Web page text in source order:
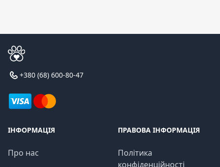
+380 (68) 600-80-47
ІНФОРМАЦІЯ
Про нас
ПРАВОВА ІНФОРМАЦІЯ
Політика
конфіденційності